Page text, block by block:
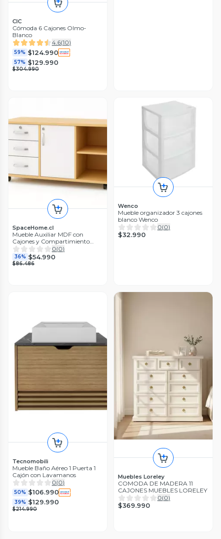
CIC
Cómoda 6 Cajones Olmo-
Blanco
4.6(10)
59% $124.990
57% $129.990
$304.990
SpaceHome.cl
Mueble Auxiliar MDF con
Cajones y Compartimiento
Abierto
0(0)
36% $54.990
$86.486
Wenco
Mueble organizador 3 cajones
blanco Wenco
0(0)
$32.990
Tecnomobili
Mueble Baño Aéreo 1 Puerta 1
Cajón con Lavamanos
0(0)
50% $106.990
39% $129.990
$214.990
Muebles Loreley
COMODA DE MADERA 11
CAJONES MUEBLES LORELEY
0(0)
$369.990